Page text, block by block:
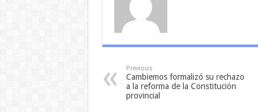
Previous
Cambiemos formalizó su rechazo
a la reforma de la Constitución
provincial